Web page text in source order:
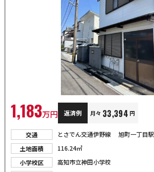
1,183万円 返済例 月々 33,394 円
交通
とさでん交通伊野線 旭町一丁目駅
土地面積
116.24㎡
小学校区
高知市立神田小学校